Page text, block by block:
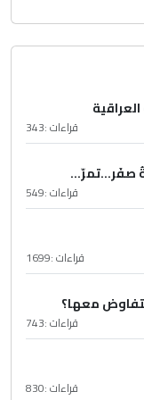
قراءات :343
صفَر…تمرّ...
قراءات :549
قراءات :1699
معها؟
قراءات :743
قراءات :830